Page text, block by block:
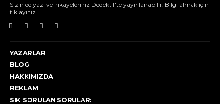
Sizin de yazı ve hikayeleriniz Dedektif'te yayınlanabilir. Bilgi almak için
tıklayınız.
YAZARLAR
BLOG
HAKKIMIZDA
REKLAM
SIK SORULAN SORULAR: